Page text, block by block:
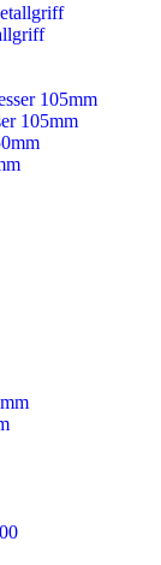
105mm